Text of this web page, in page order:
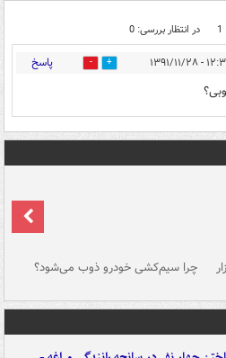
در انتظار بررسی: 0
۱۳۹۱/۱۱/۲۸ 0 پاسخ
چرا سیم‌کشی خودرو ذوب می‌شود؟